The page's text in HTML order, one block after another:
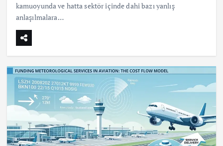
kamuoyunda ve hatta sektör içinde dahi bazı yanlış
anlaşılmalara…